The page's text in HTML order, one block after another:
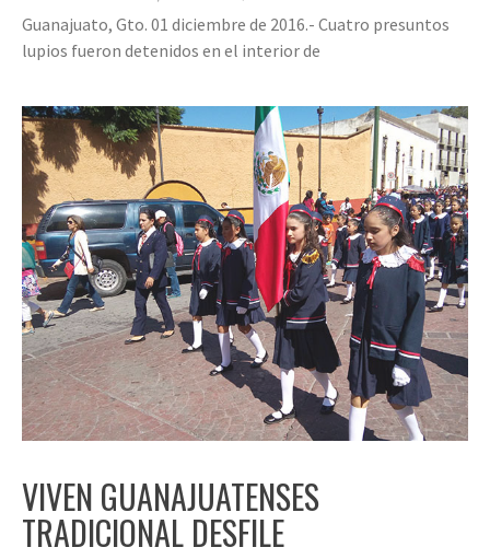
Guanajuato, Gto. 01 diciembre de 2016.- Cuatro presuntos
lupios fueron detenidos en el interior de
VIVEN GUANAJUATENSES
TRADICIONAL DESFILE